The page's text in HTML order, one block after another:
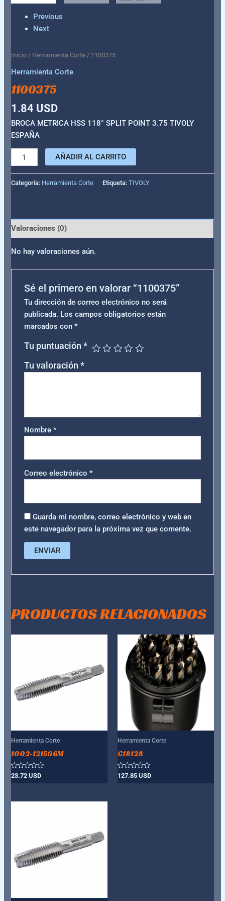
Previous
Next
Inicio / Herramienta Corte / 1100375
Herramienta Corte
1100375
1.84 USD
BROCA METRICA HSS 118° SPLIT POINT 3.75 TIVOLY
ESPAÑA
AÑADIR AL CARRITO
Categoría: Herramienta Corte Etiqueta:TIVOLY
Valoraciones (0)
No hay valoraciones aún.
Sé el primero en valorar “1100375”
Tu dirección de correo electrónico no será
publicada. Los campos obligatorios están
marcados con *
Tu puntuación *
Tu valoración *
Nombre *
Correo electrónico *
Guarda mi nombre, correo electrónico y web en
este navegador para la próxima vez que comente.
PRODUCTOS RELACIONADOS
Herramienta Corte
1002-121506M
Valorado
23.72USD
Herramienta Corte
C18128
Valorado
127.85 USD